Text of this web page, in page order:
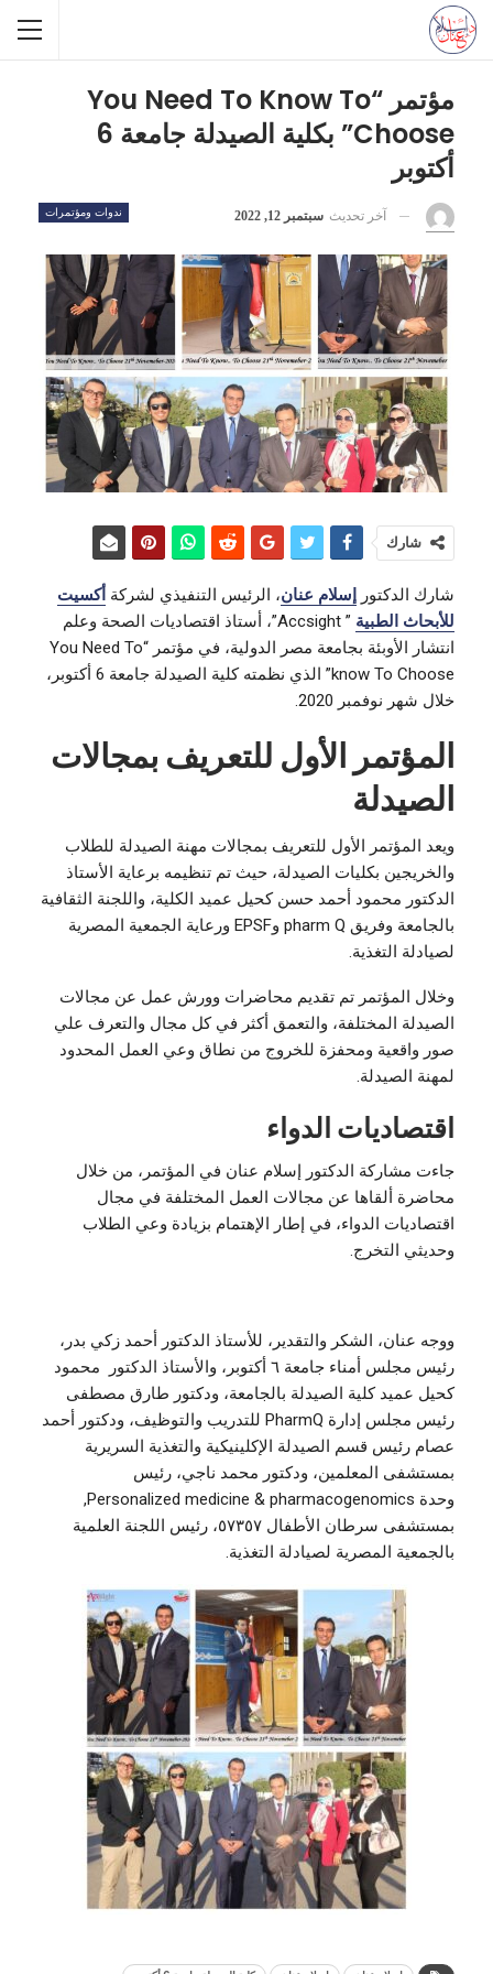
مؤتمر “You Need To Know To
Choose” بكلية الصيدلة جامعة 6
أكتوبر
ندوات ومؤتمرات آخر تحديث سبتمبر 12, 2022
شارك
شارك الدكتور إسلام عنان، الرئيس التنفيذي لشركة أكسيت
للأبحاث الطبية
” Accsight”، أستاذ اقتصاديات الصحة وعلم
انتشار الأوبئة بجامعة مصر الدولية، في مؤتمر “You Need To
know To Choose” الذي نظمته كلية الصيدلة جامعة 6 أكتوبر،
خلال شهر نوفمبر 2020.
المؤتمر الأول للتعريف بمجالات
الصيدلة
ويعد المؤتمر الأول للتعريف بمجالات مهنة الصيدلة للطلاب
والخريجين بكليات الصيدلة، حيث تم تنظيمه برعاية الأستاذ
الدكتور محمود أحمد حسن كحيل عميد الكلية، واللجنة الثقافية
بالجامعة وفريق pharm Q وEPSF ورعاية الجمعية المصرية
لصيادلة التغذية.
وخلال المؤتمر تم تقديم محاضرات وورش عمل عن مجالات
الصيدلة المختلفة، والتعمق أكثر في كل مجال والتعرف علي
صور واقعية ومحفزة للخروج من نطاق وعي العمل المحدود
لمهنة الصيدلة.
اقتصاديات الدواء
جاءت مشاركة الدكتور إسلام عنان في المؤتمر، من خلال
محاضرة ألقاها عن مجالات العمل المختلفة في مجال
اقتصاديات الدواء، في إطار الإهتمام بزيادة وعي الطلاب
وحديثي التخرج.
ووجه عنان، الشكر والتقدير، للأستاذ الدكتور أحمد زكي بدر،
رئيس مجلس أمناء جامعة ٦ أكتوبر، والأستاذ الدكتور محمود
كحيل عميد كلية الصيدلة بالجامعة، ودكتور طارق مصطفى
رئيس مجلس إدارة PharmQ للتدريب والتوظيف، ودكتور أحمد
عصام رئيس قسم الصيدلة الإكلينيكية والتغذية السريرية
بمستشفى المعلمين، ودكتور محمد ناجي، رئيس
وحدة Personalized medicine & pharmacogenomics,
بمستشفى سرطان الأطفال ٥٧٣٥٧، رئيس اللجنة العلمية
بالجمعية المصرية لصيادلة التغذية.